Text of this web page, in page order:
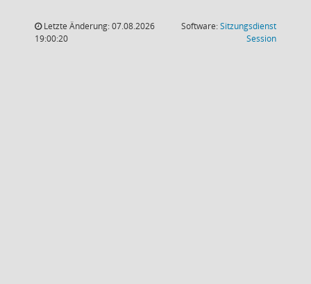
Letzte Änderung: 07.08.2026
19:00:20
Software:Sitzungsdienst
Session(Wird in